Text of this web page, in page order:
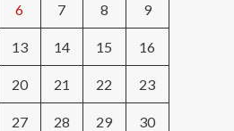
6 7 8 9
13 14 15 16
20 21 22 23
27 28 29 30